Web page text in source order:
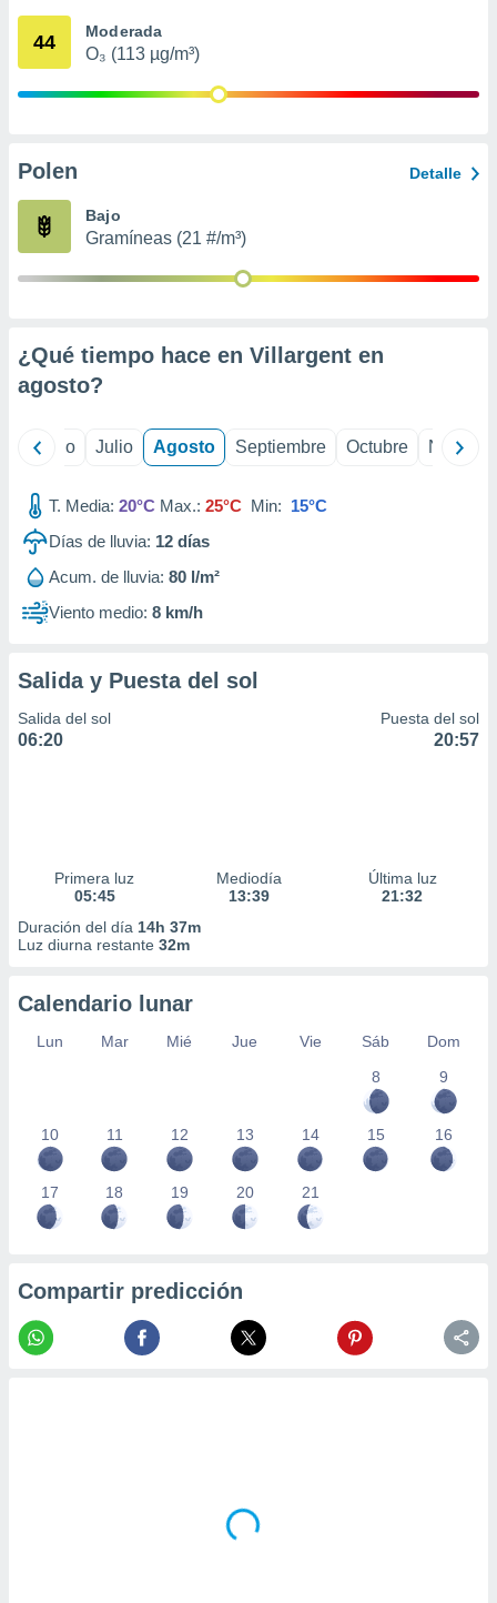
mediante
publicidad
de
44 Moderada
O₃ (113 µg/m³)
Polen Detalle
Bajo
Gramíneas (21 #/m³)
¿Qué tiempo hace en Villargent en
agosto?
Junio Julio Agosto Septiembre Octubre
T. Media: 20°C Max.: 25°C Min: 15°C
Días de lluvia: 12 días
Acum. de lluvia: 80 l/m²
Viento medio: 8 km/h
Salida y Puesta del sol
Salida del sol
06:20
Puesta del sol
20:57
Primera luz
05:45
Mediodía
13:39
Última luz
21:32
Duración del día 14h 37m
Luz diurna restante 32m
Calendario lunar
Lun Mar Mié Jue Vie Sáb
Dom
8
9
10 11 12 13 14 15 16
17 18 19 20 21
Compartir predicción